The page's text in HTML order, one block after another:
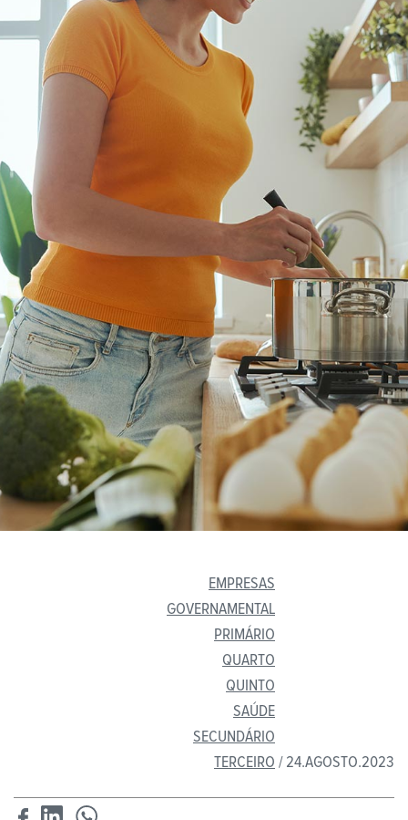
EMPRESAS
GOVERNAMENTAL
PRIMÁRIO
QUARTO
QUINTO
SAÚDE
SECUNDÁRIO
TERCEIRO / 24.AGOSTO.2023